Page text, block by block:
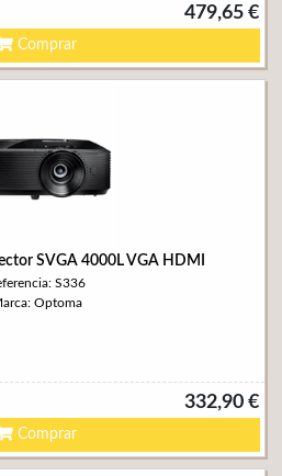
479,65 €
Comprar
SVGA 4000L VGA HDMI
S336
Optoma
332,90 €
Comprar